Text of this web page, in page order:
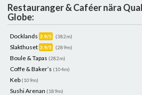
Restauranger & Caféer nära
Globe:
Docklands 3.9/5 (382m)
Slakthuset 3.9/5 (289m)
Boule & Tapas (282m)
Coffe & Baker’s (104m)
Keb (109m)
Sushi Arenan (189m)